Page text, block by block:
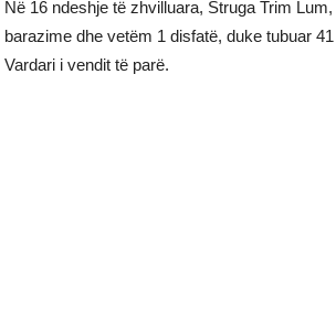
Në 16 ndeshje të zhvilluara, Struga Trim
barazime dhe vetëm 1 disfatë, duke tubuar
Vardari i vendit të parë.